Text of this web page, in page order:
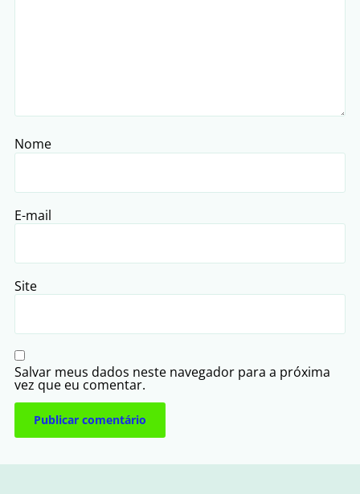
Nome
E-mail
Site
Salvar meus dados neste navegador para a próxima
vez que eu comentar.